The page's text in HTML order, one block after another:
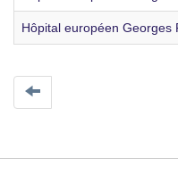
Hôpital européen Georges